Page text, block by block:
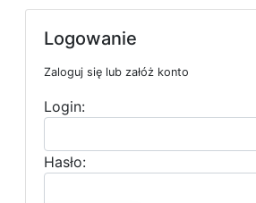
Logowanie
Zaloguj się lub załóż konto
Login:
Hasło: